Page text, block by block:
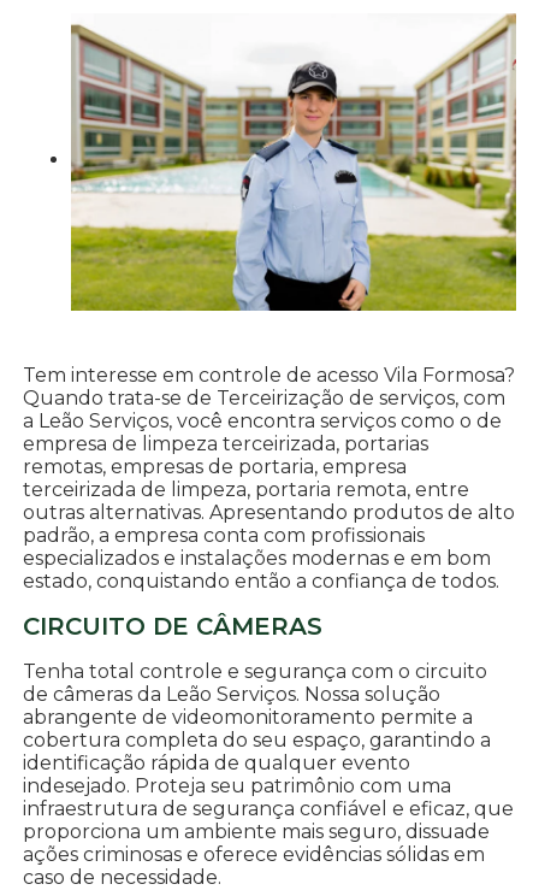
Tem interesse em controle de acesso Vila Formosa?
Quando trata-se de Terceirização de serviços, com
a Leão Serviços, você encontra serviços como o de
empresa de limpeza terceirizada, portarias
remotas, empresas de portaria, empresa
terceirizada de limpeza, portaria remota, entre
outras alternativas. Apresentando produtos de alto
padrão, a empresa conta com profissionais
especializados e instalações modernas e em bom
estado, conquistando então a confiança de todos.
CIRCUITO DE CÂMERAS
Tenha total controle e segurança com o circuito
de câmeras da Leão Serviços. Nossa solução
abrangente de videomonitoramento permite a
cobertura completa do seu espaço, garantindo a
identificação rápida de qualquer evento
indesejado. Proteja seu patrimônio com uma
infraestrutura de segurança confiável e eficaz, que
proporciona um ambiente mais seguro, dissuade
ações criminosas e oferece evidências sólidas em
caso de necessidade.